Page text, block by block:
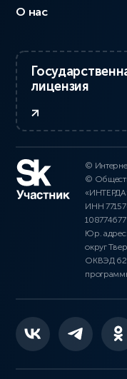
О нас
лицензия
©
©
ИНН
Юр. адрес:
округ
ОКВЭД